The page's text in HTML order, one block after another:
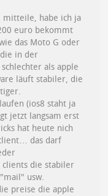
mitteile, habe ich ja
euro bekommt
das Moto G oder
in der
als apple
läuft stabiler, die
(ios8 staht ja
jetzt langsam erst
hat heute nich
das darf
die stabiler
usw.
preise die apple